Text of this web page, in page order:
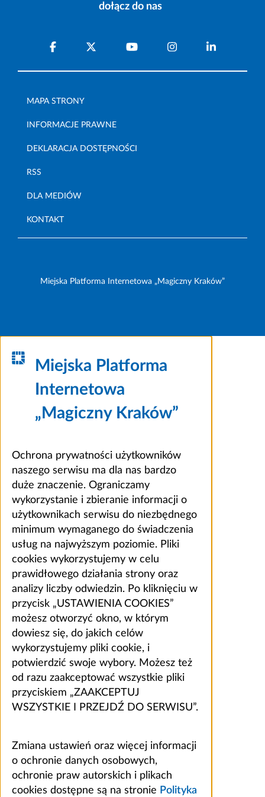
dołącz do nas
MAPA STRONY
INFORMACJE PRAWNE
DEKLARACJA DOSTĘPNOŚCI
RSS
DLA MEDIÓW
KONTAKT
Miejska Platforma Internetowa „Magiczny Kraków”
Miejska Platforma
Internetowa
„Magiczny Kraków”
Ochrona prywatności użytkowników
naszego serwisu ma dla nas bardzo
duże znaczenie. Ograniczamy
wykorzystanie i zbieranie informacji o
użytkownikach serwisu do niezbędnego
minimum wymaganego do świadczenia
usług na najwyższym poziomie. Pliki
cookies wykorzystujemy w celu
prawidłowego działania strony oraz
analizy liczby odwiedzin. Po kliknięciu w
przycisk „USTAWIENIA COOKIES”
możesz otworzyć okno, w którym
dowiesz się, do jakich celów
wykorzystujemy pliki cookie, i
potwierdzić swoje wybory. Możesz też
od razu zaakceptować wszystkie pliki
przyciskiem „ZAAKCEPTUJ
WSZYSTKIE I PRZEJDŹ DO SERWISU”.
Zmiana ustawień oraz więcej informacji
o ochronie danych osobowych,
ochronie praw autorskich i plikach
cookies dostępne są na stronie Polityka